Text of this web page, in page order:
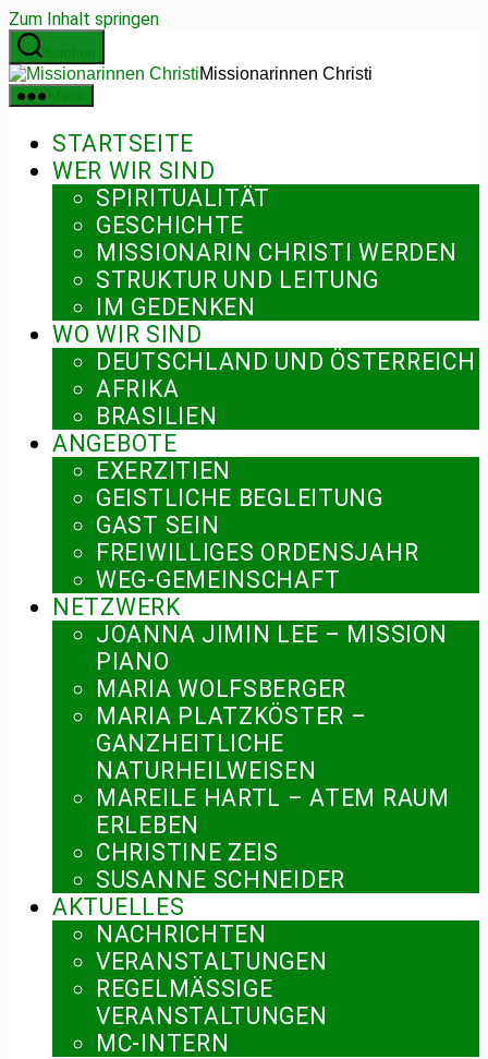
Zum Inhalt springen
Missionarinnen Christi
STARTSEITE
WER WIR SIND
SPIRITUALITÄT
GESCHICHTE
MISSIONARIN CHRISTI WERDEN
STRUKTUR UND LEITUNG
IM GEDENKEN
WO WIR SIND
DEUTSCHLAND UND ÖSTERREICH
AFRIKA
BRASILIEN
ANGEBOTE
EXERZITIEN
GEISTLICHE BEGLEITUNG
GAST SEIN
FREIWILLIGES ORDENSJAHR
WEG-GEMEINSCHAFT
NETZWERK
JOANNA JIMIN LEE – MISSION
PIANO
MARIA WOLFSBERGER
MARIA PLATZKÖSTER –
GANZHEITLICHE
NATURHEILWEISEN
MAREILE HARTL – ATEM RAUM
ERLEBEN
CHRISTINE ZEIS
SUSANNE SCHNEIDER
AKTUELLES
NACHRICHTEN
VERANSTALTUNGEN
REGELMÄSSIGE V
ERANSTALTUNGEN
MC-INTERN